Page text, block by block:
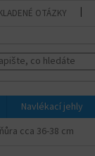
OTÁZKY
Navlékací jehly
cca 36-38 cm